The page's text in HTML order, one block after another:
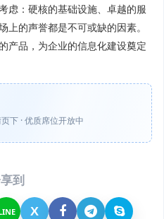
虑：硬核的基础设施、卓越的服
的声誉都是不可或缺的因素。
产品，为企业的信息化建设奠定
下 · 优质席位开放中
到
X